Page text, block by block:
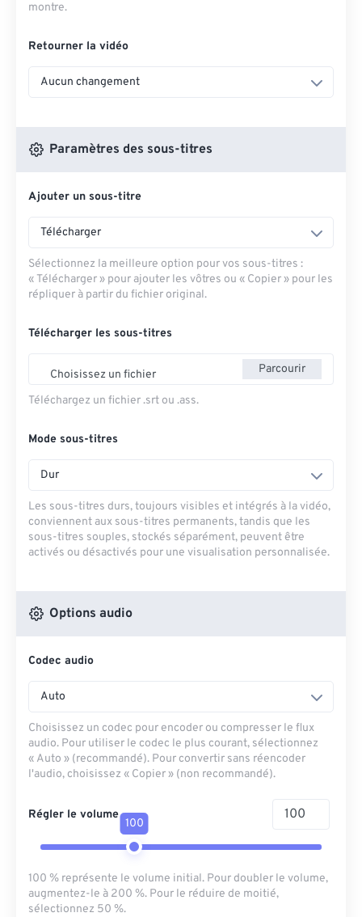
montre.
Retourner la vidéo
Aucun changement
Paramètres des sous-titres
Ajouter un sous-titre
Télécharger
Sélectionnez la meilleure option pour vos sous-titres :
« Télécharger » pour ajouter les vôtres ou « Copier » pour les
répliquer à partir du fichier original.
Télécharger les sous-titres
Choisissez un fichier Parcourir
Téléchargez un fichier .srt ou .ass.
Mode sous-titres
Dur
Les sous-titres durs, toujours visibles et intégrés à la vidéo,
conviennent aux sous-titres permanents, tandis que les
sous-titres souples, stockés séparément, peuvent être
activés ou désactivés pour une visualisation personnalisée.
Options audio
Codec audio
Auto
Choisissez un codec pour encoder ou compresser le flux
audio. Pour utiliser le codec le plus courant, sélectionnez
« Auto » (recommandé). Pour convertir sans réencoder
l'audio, choisissez « Copier » (non recommandé).
Régler le volume
100
100 % représente le volume initial. Pour doubler le volume,
augmentez-le à 200 %. Pour le réduire de moitié,
sélectionnez 50 %.